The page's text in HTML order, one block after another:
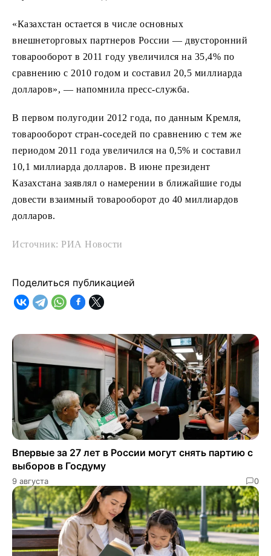
«Казахстан остается в числе основных
внешнеторговых партнеров России — двусторонний
товарооборот в 2011 году увеличился на 35,4% по
сравнению с 2010 годом и составил 20,5 миллиарда
долларов», — напомнила пресс-служба.
В первом полугодии 2012 года, по данным Кремля,
товарооборот стран-соседей по сравнению с тем же
периодом 2011 года увеличился на 0,5% и составил
10,1 миллиарда долларов. В июне президент
Казахстана заявлял о намерении в ближайшие годы
довести взаимный товарооборот до 40 миллиардов
долларов.
Источник: РИА Новости
Поделиться публикацией
Впервые за 27 лет в России могут снять партию с
выборов в Госдуму
9 августа 0